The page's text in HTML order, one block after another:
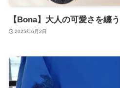
【Bona】大人の可愛さを纏
2025年6月2日